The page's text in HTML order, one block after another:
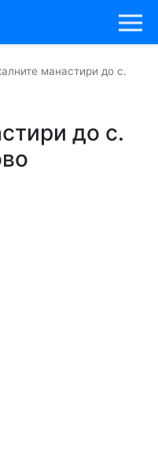
манастири до с.
до с.